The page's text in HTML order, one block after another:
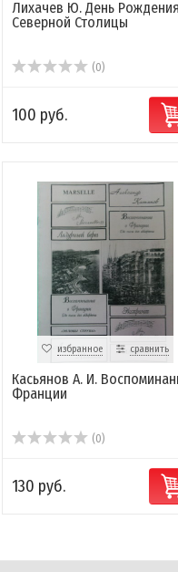
Лихачев Ю. День
Северной Столицы
(0)
100 руб.
избранное сравнить
Касьянов А. И.
Франции
(0)
130 руб.